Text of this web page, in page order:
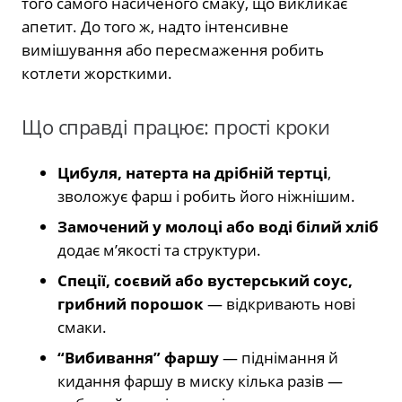
апетит. До того ж, надто інтенсивне
вимішування або пересмаження робить
котлети жорсткими.
Що справді працює: прості кроки
Цибуля, натерта на дрібній тертці,
зволожує фарш і робить його ніжнішим.
Замочений у молоці або воді білий хліб
додає м’якості та структури.
Спеції, соєвий або вустерський соус,
грибний порошок— відкривають нові
смаки.
“Вибивання” фаршу— піднімання й
кидання фаршу в миску кілька разів —